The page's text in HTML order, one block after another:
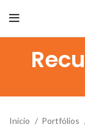
Início Portfólios